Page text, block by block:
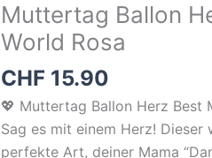
Muttertag Ballon
World Rosa
CHF 15.90
💖 Muttertag Ballon Herz Best
Sag es mit einem Herz!
perfekte Art, deiner Mama
Mom
In
World
Rosa
Menge